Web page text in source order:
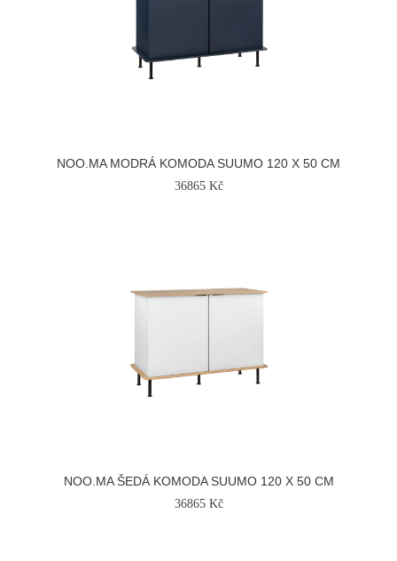
NOO.MA MODRÁ KOMODA SUUMO 120 X 50 CM
36865 Kč
NOO.MA ŠEDÁ KOMODA SUUMO 120 X 50 CM
36865 Kč